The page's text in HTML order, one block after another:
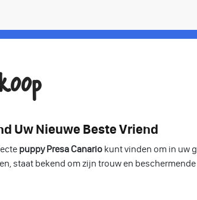
Uw Nieuwe Beste Vriend
puppy Presa Canario kunt vinden om in uw
staat bekend om zijn trouw en